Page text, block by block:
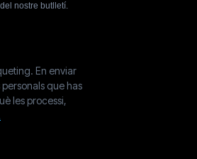
nostre butlletí.
En enviar
que has
les processi,